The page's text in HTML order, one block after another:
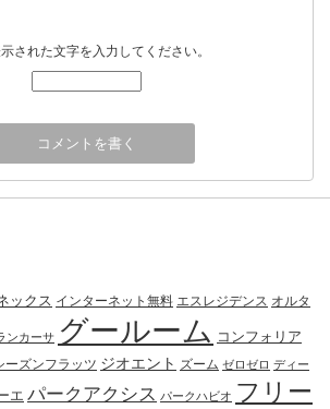
された文字を入力してください。
ックス インターネット無料 エスレジデンス オルタ
ンカーサ グールーム コンフォリア
ーズンフラッツ ジオエント ズーム ゼロゼロ ディー
エ パークアクシス パークハビオ フリー